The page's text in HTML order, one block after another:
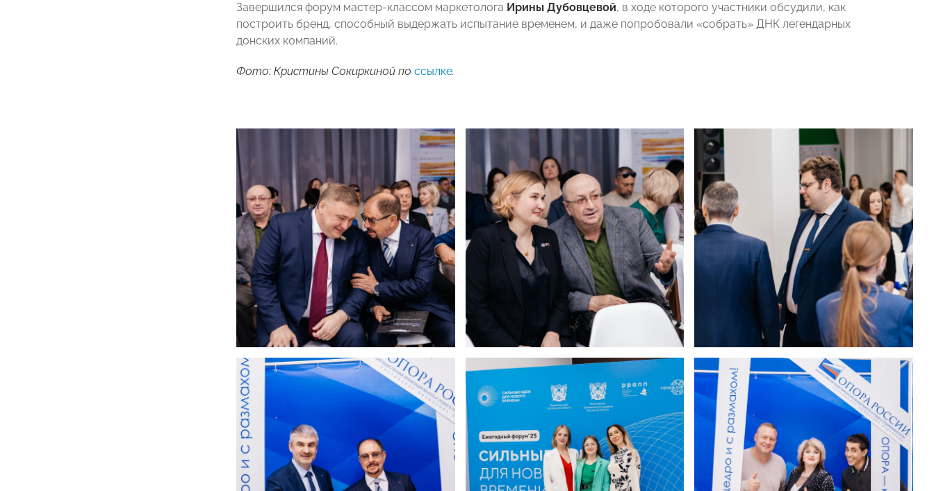
Завершился форум мастер-классом маркетолога Ирины Дубовцевой, в ходе которого участники обсудили, как
построить бренд, способный выдержать испытание временем, и даже попробовали «собрать» ДНК легендарных
донских компаний.
Фото: Кристины Сокиркиной по ссылке.